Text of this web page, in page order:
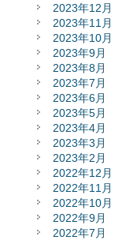
2023年12月
2023年11月
2023年10月
2023年9月
2023年8月
2023年7月
2023年6月
2023年5月
2023年4月
2023年3月
2023年2月
2022年12月
2022年11月
2022年10月
2022年9月
2022年7月